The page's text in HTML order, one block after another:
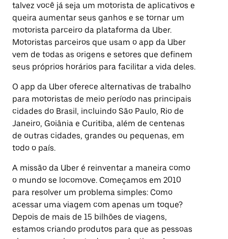
talvez você já seja um motorista de aplicativos e
queira aumentar seus ganhos e se tornar um
motorista parceiro da plataforma da Uber.
Motoristas parceiros que usam o app da Uber
vem de todas as origens e setores que definem
seus próprios horários para facilitar a vida deles.
O app da Uber oferece alternativas de trabalho
para motoristas de meio período nas principais
cidades do Brasil, incluindo São Paulo, Rio de
Janeiro, Goiânia e Curitiba, além de centenas
de outras cidades, grandes ou pequenas, em
todo o país.
A missão da Uber é reinventar a maneira como
o mundo se locomove. Começamos em 2010
para resolver um problema simples: Como
acessar uma viagem com apenas um toque?
Depois de mais de 15 bilhões de viagens,
estamos criando produtos para que as pessoas